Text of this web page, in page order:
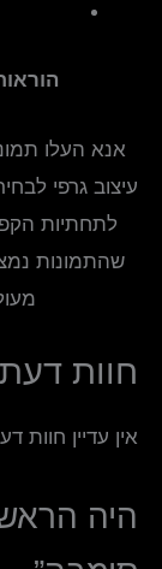
עיצוב גרפי
לתחתיות
שהתמונות
חוות דעת
אין עדיין חוות
היה